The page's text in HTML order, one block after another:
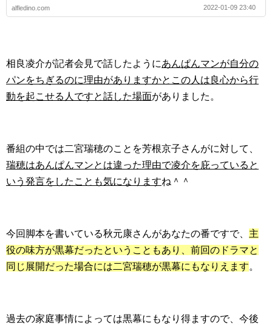
alfledino.com 2022-01-09 23:40
相良凌介が記者会見で話したようにあんぱんマンが自分の
パンをちぎるのに理由がありますかとこの人は良心から行
動を起こせる人ですと話した場面がありました。
番組の中では二宮瑞穂のことを芳根京子さんがに対して、
瑞穂はあんぱんマンとは違った理由で凌介を庇っていると
いう発言をしたことも気になりますね＾＾
今回脚本を書いている秋元康さんがあなたの番ですで、 主
役の味方が黒幕だったということもあり、前回のドラマと
同じ展開だった場合には二宮瑞穂が黒幕にもなりえます。
過去の家庭事情によっては黒幕にもなり得ますので、今後